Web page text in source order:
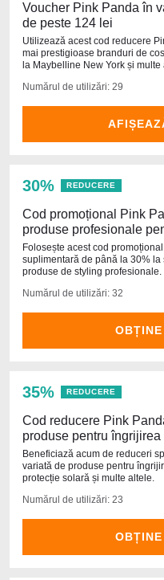
Voucher Pink Panda în
de peste 124 lei
Utilizează acest cod reducere
mai prestigioase branduri de
la Maybelline New York și multe
Numărul de utilizări: 29
30% REDUCERE
Cod promoțional Pink
produse profesionale
Folosește acest cod
suplimentară de până la 30%
produse de styling profesionale.
Numărul de utilizări: 32
35% REDUCERE
Cod reducere Pink
produse pentru îngrijirea
Beneficiază acum de reduceri
variată de produse pentru
protecție solară și multe altele.
Numărul de utilizări: 23